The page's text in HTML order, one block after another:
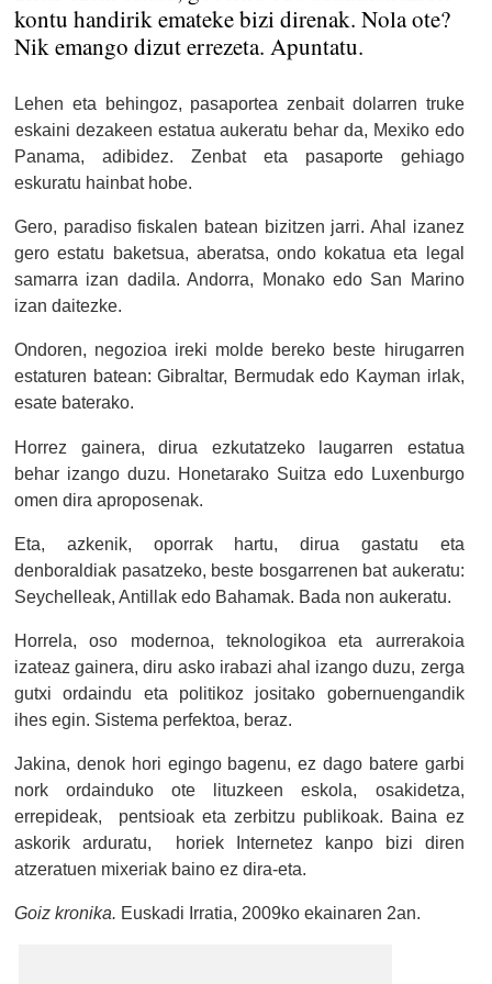
kontu handirik emateke bizi direnak. Nola ote?
Nik emango dizut errezeta. Apuntatu.
Lehen eta behingoz, pasaportea zenbait dolarren truke
eskaini dezakeen estatua aukeratu behar da, Mexiko edo
Panama, adibidez. Zenbat eta pasaporte gehiago
eskuratu hainbat hobe.
Gero, paradiso fiskalen batean bizitzen jarri. Ahal izanez
gero estatu baketsua, aberatsa, ondo kokatua eta legal
samarra izan dadila. Andorra, Monako edo San Marino
izan daitezke.
Ondoren, negozioa ireki molde bereko beste hirugarren
estaturen batean: Gibraltar, Bermudak edo Kayman irlak,
esate baterako.
Horrez gainera, dirua ezkutatzeko laugarren estatua
behar izango duzu. Honetarako Suitza edo Luxenburgo
omen dira aproposenak.
Eta, azkenik, oporrak hartu, dirua gastatu eta
denboraldiak pasatzeko, beste bosgarrenen bat aukeratu:
Seychelleak, Antillak edo Bahamak. Bada non aukeratu.
Horrela, oso modernoa, teknologikoa eta aurrerakoia
izateaz gainera, diru asko irabazi ahal izango duzu, zerga
gutxi ordaindu eta politikoz jositako gobernuengandik
ihes egin. Sistema perfektoa, beraz.
Jakina, denok hori egingo bagenu, ez dago batere garbi
nork ordainduko ote lituzkeen eskola, osakidetza,
errepideak, pentsioak eta zerbitzu publikoak. Baina ez
askorik arduratu, horiek Internetez kanpo bizi diren
atzeratuen mixeriak baino ez dira-eta.
Goiz kronika. Euskadi Irratia, 2009ko ekainaren 2an.